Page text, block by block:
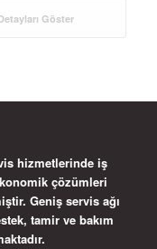
Göster
hizmetlerinde iş
çözümleri
Geniş servis ağı
tamir ve bakım